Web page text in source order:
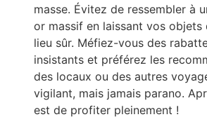
masse. Évitez de ressembler à
or massif en laissant vos objets
lieu sûr. Méfiez-vous des
insistants et préférez les
des locaux ou des autres
vigilant, mais jamais parano.
est de profiter pleinement !